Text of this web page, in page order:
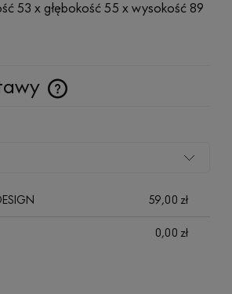
53 x głębokość 55 x wysokość 89
kosztów płatności
59,00 zł
0,00 zł